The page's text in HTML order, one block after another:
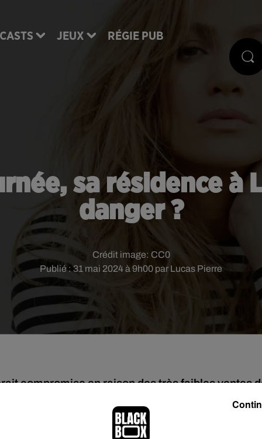
JEUX RÉGIE PUB
sa résidence à
danger ?
Publié : 31 mai 2024 à 9h00 par Lucas Pierre
Crédit image: CC0
compromise en raison des très faibles ventes
? La question est sur toutes les lèvres depuis quelques